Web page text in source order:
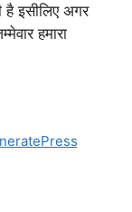
है इसीलिए अगर
हमारा